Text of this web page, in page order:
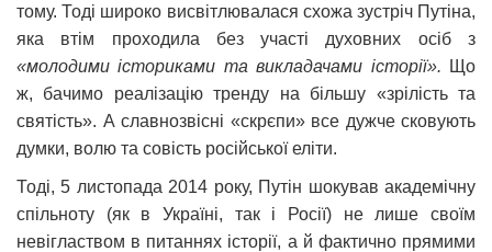
тому. Тоді широко висвітлювалася схожа зустріч Путіна,
яка втім проходила без участі духовних осіб з
«молодими істориками та викладачами історії».
Що
ж, бачимо реалізацію тренду на більшу «зрілість та
святість». А славнозвісні «скрєпи» все дужче сковують
думки, волю та совість російської еліти.
Тоді, 5 листопада 2014 року, Путін шокував академічну
спільноту (як в Україні, так і Росії) не лише своїм
невіглаством в питаннях історії, а й фактично прямими